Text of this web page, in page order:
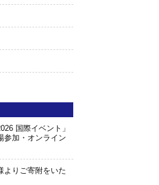
国際イベント」
参加・オンライン
よりご寄附をいた